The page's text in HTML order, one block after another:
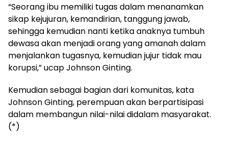
“Seorang ibu memiliki tugas dalam menanamkan
sikap kejujuran, kemandirian, tanggung jawab,
sehingga kemudian nanti ketika anaknya tumbuh
dewasa akan menjadi orang yang amanah dalam
menjalankan tugasnya, kemudian jujur tidak mau
korupsi,” ucap Johnson Ginting.
Kemudian sebagai bagian dari komunitas, kata
Johnson Ginting, perempuan akan berpartisipasi
dalam membangun nilai-nilai didalam masyarakat.
(*)